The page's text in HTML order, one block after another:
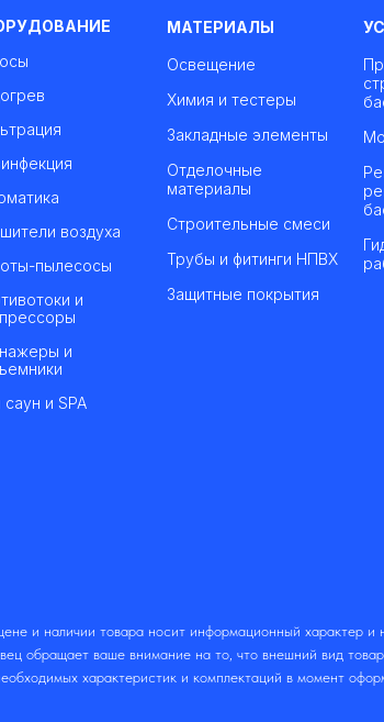
воздуха
пылесосы
и
и
и SPA
МАТЕРИАЛЫ
Освещение
Химия и тестеры
Закладные элементы
Отделочные
материалы
Строительные смеси
Трубы и фитинги НПВХ
Защитные покрытия
и наличии товара носит информационный характер
обращает ваше внимание на то, что внешний вид
характеристик и комплектаций в момент